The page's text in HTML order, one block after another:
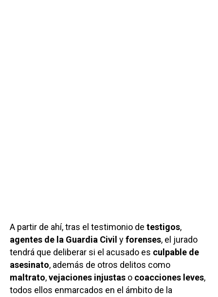
A partir de ahí, tras el testimonio de testigos,
agentes de la Guardia Civil yforenses, el jurado
tendrá que deliberar si el acusado es culpable de
asesinato, además de otros delitos como
maltrato,vejaciones injustas o coacciones leves,
todos ellos enmarcados en el ámbito de la